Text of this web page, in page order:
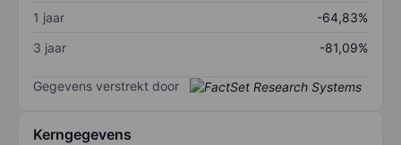
1 jaar
-64,83%
3 jaar
-81,09%
Gegevens verstrekt door
Kerngegevens